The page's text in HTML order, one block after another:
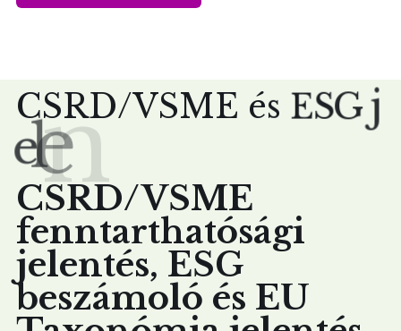
CSRD/VSME és ESG j
elen té
CSRD/VSME
fenntarthatósági
jelentés, ESG
beszámoló és EU